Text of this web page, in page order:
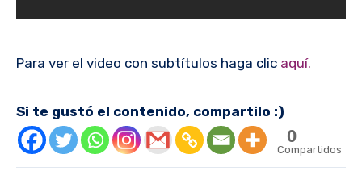
Para ver el video con subtítulos haga clic aquí.
Si te gustó el contenido, compartilo :)
0
Compartidos